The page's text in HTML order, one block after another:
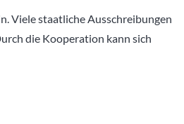
Viele staatliche Ausschreibungen
die Kooperation kann sich